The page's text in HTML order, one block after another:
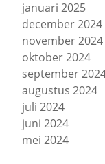
januari 2025
december 2024
november 2024
oktober 2024
september
augustus 2024
juli 2024
juni 2024
mei 2024